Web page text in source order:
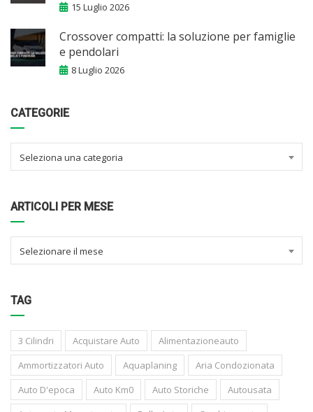
15 Luglio 2026
Crossover compatti: la soluzione per famiglie
e pendolari
8 Luglio 2026
CATEGORIE
Seleziona una categoria
ARTICOLI PER MESE
Selezionare il mese
TAG
3 Cilindri Acquistare Auto
Alimentazioneauto
Ammortizzatori Auto
Aquaplaning
Aria Condozionata
Auto D'epoca
Auto Km0 Auto Storiche
Autousata